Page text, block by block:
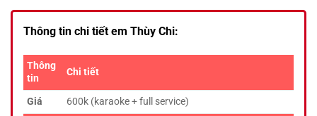
Thông tin chi tiết em Thùy Chi:
Thông
tin
Chi tiết
Giá
600k (karaoke + full service)